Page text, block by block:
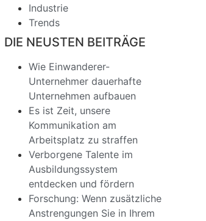
Industrie
Trends
DIE NEUSTEN BEITRÄGE
Wie Einwanderer-
Unternehmer dauerhafte
Unternehmen aufbauen
Es ist Zeit, unsere
Kommunikation am
Arbeitsplatz zu straffen
Verborgene Talente im
Ausbildungssystem
entdecken und fördern
Forschung: Wenn zusätzliche
Anstrengungen Sie in Ihrem